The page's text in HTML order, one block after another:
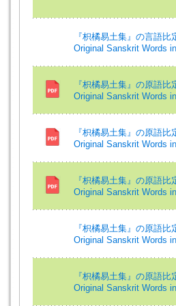
『枳橘易土集』の言語
Original Sanskrit Words
『枳橘易土集』の原語
Original Sanskrit Words
『枳橘易土集』の原語
Original Sanskrit Words
『枳橘易土集』の原語
Original Sanskrit Words
『枳橘易土集』の原語
Original Sanskrit Words
『枳橘易土集』の原語
Original Sanskrit Words